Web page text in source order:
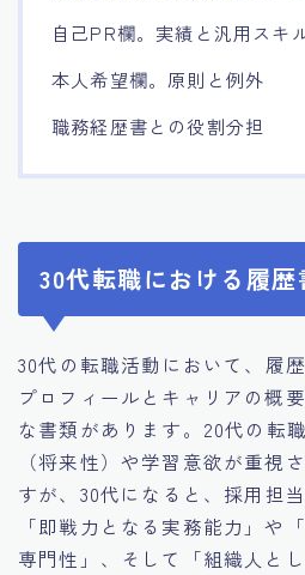
自己PR欄。実績と汎用スキ
本人希望欄。原則と例外
職務経歴書との役割分担
30代転職における履歴
30代の転職活動において、履
プロフィールとキャリアの概
な書類があります。20代の転
（将来性）や学習意欲が重視
すが、30代になると、採用担
「即戦力となる実務能力」や
専門性」、そして「組織人と